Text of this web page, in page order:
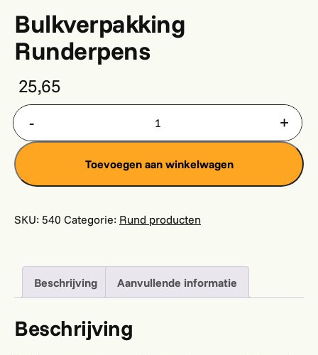
Bulkverpakking
Runderpens
25,65
Bulkverpakking Runderpens aantal
Toevoegen aan winkelwagen
SKU: 540 Categorie: Rund producten
Beschrijving Aanvullende informatie
Beschrijving